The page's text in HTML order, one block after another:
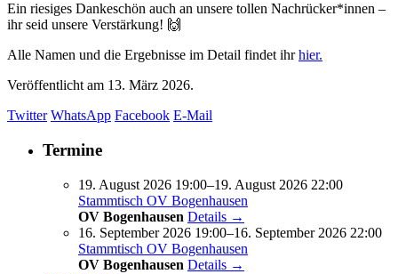
Ein riesiges Dankeschön auch an unsere tollen Nachrücker*innen –
ihr seid unsere Verstärkung! 🙌
Alle Namen und die Ergebnisse im Detail findet ihrhier.
Veröffentlicht am 13. März 2026.
Twitter WhatsApp Facebook E-Mail
Termine
19. August 2026 19:00–19. August 2026 22:00
Stammtisch OV Bogenhausen
OV Bogenhausen Details →
16. September 2026 19:00–16. September 2026 22:00
Stammtisch OV Bogenhausen
OV Bogenhausen Details →